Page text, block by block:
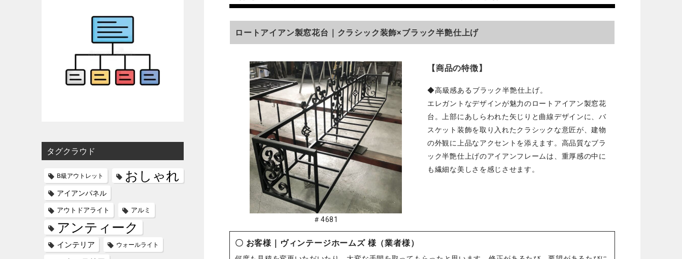
ロートアイアン製窓花台｜クラシック装飾×ブラック半艶仕上げ
＃4681
【商品の特徴】
◆高級感あるブラック半艶仕上げ。
エレガントなデザインが魅力のロートアイアン製窓花
台。上部にあしらわれた矢じりと曲線デザインに、バ
スケット装飾を取り入れたクラシックな意匠が、建物
の外観に上品なアクセントを添えます。高品質なブラ
ック半艶仕上げのアイアンフレームは、重厚感の中に
も繊細な美しさを感じさせます。
〇 お客様｜ ヴィンテージホームズ 様（業者様）
タグクラウド
B級アウトレット おしゃれ
アイアンパネル
アウトドアライト アルミ
アンティーク
インテリア ウォールライト